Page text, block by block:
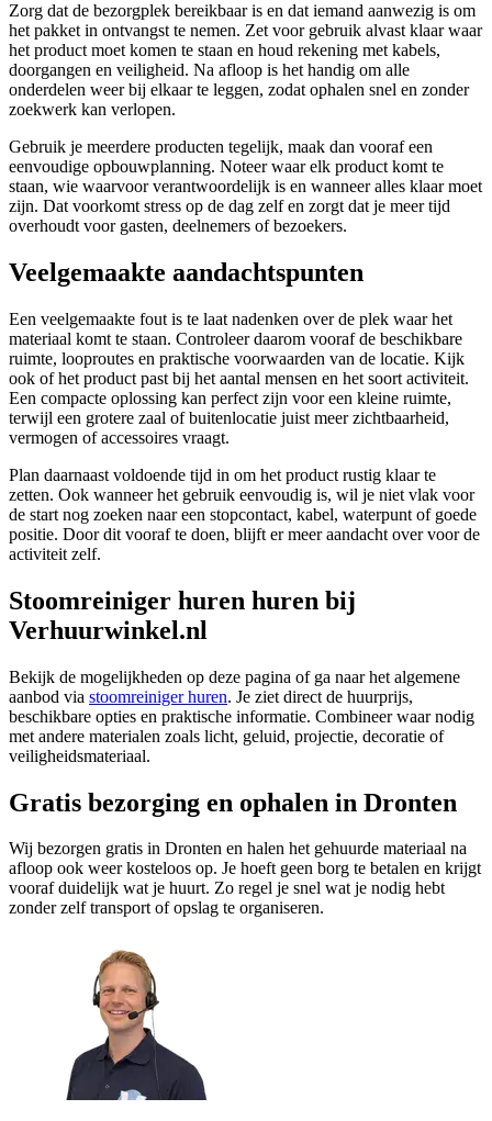
Zorg dat de bezorgplek bereikbaar is en dat iemand aanwezig is om
het pakket in ontvangst te nemen. Zet voor gebruik alvast klaar waar
het product moet komen te staan en houd rekening met kabels,
doorgangen en veiligheid. Na afloop is het handig om alle
onderdelen weer bij elkaar te leggen, zodat ophalen snel en zonder
zoekwerk kan verlopen.
Gebruik je meerdere producten tegelijk, maak dan vooraf een
eenvoudige opbouwplanning. Noteer waar elk product komt te
staan, wie waarvoor verantwoordelijk is en wanneer alles klaar moet
zijn. Dat voorkomt stress op de dag zelf en zorgt dat je meer tijd
overhoudt voor gasten, deelnemers of bezoekers.
Veelgemaakte aandachtspunten
Een veelgemaakte fout is te laat nadenken over de plek waar het
materiaal komt te staan. Controleer daarom vooraf de beschikbare
ruimte, looproutes en praktische voorwaarden van de locatie. Kijk
ook of het product past bij het aantal mensen en het soort activiteit.
Een compacte oplossing kan perfect zijn voor een kleine ruimte,
terwijl een grotere zaal of buitenlocatie juist meer zichtbaarheid,
vermogen of accessoires vraagt.
Plan daarnaast voldoende tijd in om het product rustig klaar te
zetten. Ook wanneer het gebruik eenvoudig is, wil je niet vlak voor
de start nog zoeken naar een stopcontact, kabel, waterpunt of goede
positie. Door dit vooraf te doen, blijft er meer aandacht over voor de
activiteit zelf.
Stoomreiniger huren huren bij
Verhuurwinkel.nl
Bekijk de mogelijkheden op deze pagina of ga naar het algemene
aanbod via stoomreiniger huren. Je ziet direct de huurprijs,
beschikbare opties en praktische informatie. Combineer waar nodig
met andere materialen zoals licht, geluid, projectie, decoratie of
veiligheidsmateriaal.
Gratis bezorging en ophalen in Dronten
Wij bezorgen gratis in Dronten en halen het gehuurde materiaal na
afloop ook weer kosteloos op. Je hoeft geen borg te betalen en krijgt
vooraf duidelijk wat je huurt. Zo regel je snel wat je nodig hebt
zonder zelf transport of opslag te organiseren.